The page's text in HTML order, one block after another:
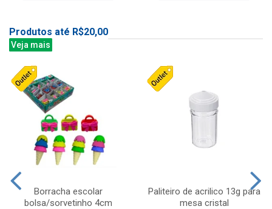
Produtos até R$20,00
Veja mais
Borracha escolar
bolsa/sorvetinho 4cm
Paliteiro de acrilico 13g para
mesa cristal